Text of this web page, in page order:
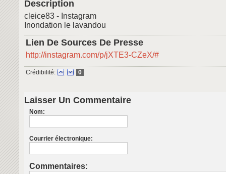
Description
cleice83 - Instagram
Inondation le lavandou
Lien De Sources De Presse
http://instagram.com/p/jXTE3-CZeX/#
Crédibilité: 0
Laisser Un Commentaire
Nom:
Courrier électronique:
Commentaires: